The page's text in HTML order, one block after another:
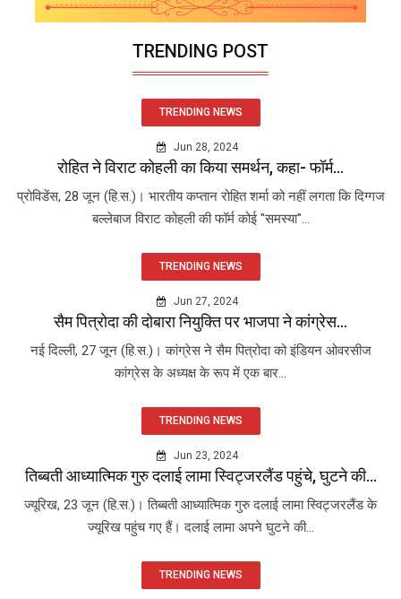
TRENDING POST
TRENDING NEWS
Jun 28, 2024
रोहित ने विराट कोहली का किया समर्थन, कहा- फॉर्म...
प्रोविडेंस, 28 जून (हि.स.)। भारतीय कप्तान रोहित शर्मा को नहीं लगता कि दिग्गज
बल्लेबाज विराट कोहली की फॉर्म कोई "समस्या"...
TRENDING NEWS
Jun 27, 2024
सैम पित्रोदा की दोबारा नियुक्ति पर भाजपा ने कांग्रेस...
नई दिल्ली, 27 जून (हि.स.)। कांग्रेस ने सैम पित्रोदा को इंडियन ओवरसीज
कांग्रेस के अध्यक्ष के रूप में एक बार...
TRENDING NEWS
Jun 23, 2024
तिब्बती आध्यात्मिक गुरु दलाई लामा स्विट्जरलैंड पहुंचे, घुटने की...
ज्यूरिख, 23 जून (हि.स.)। तिब्बती आध्यात्मिक गुरु दलाई लामा स्विट्जरलैंड के
ज्यूरिख पहुंच गए हैं। दलाई लामा अपने घुटने की...
TRENDING NEWS